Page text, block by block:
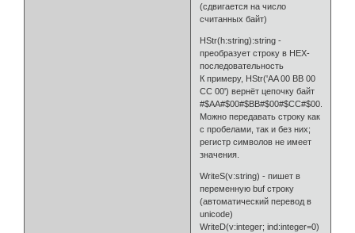
(сдвигается на число
считанных байт)
HStr(h:string):string -
преобразует строку в HEX-
последовательность
К примеру, HStr('AA 00 BB 00
CC 00') вернёт цепочку байт
#$AA#$00#$BB#$00#$CC#$00.
Можно передавать строку как
с пробелами, так и без них;
регистр символов не имеет
значения.
WriteS(v:string) - пишет в
переменную buf строку
(автоматический перевод в
unicode)
WriteD(v:integer; ind:integer=0)